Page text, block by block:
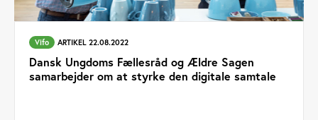
Vifo ARTIKEL 22.08.2022
Dansk Ungdoms Fællesråd og Ældre Sagen
samarbejder om at styrke den digitale samtale